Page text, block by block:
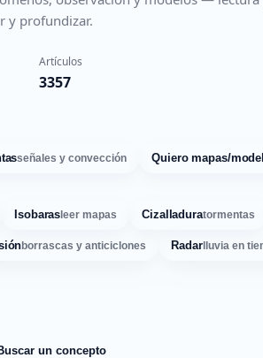
y profundizar.
Artículos
3357
señales y convección Quiero mapas/
Isobarasleer mapas Cizalladuratormentas
borrascas y anticiclones Radarlluvia en
un concepto